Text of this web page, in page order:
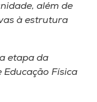
além de
à estrutura
etapa da
Física